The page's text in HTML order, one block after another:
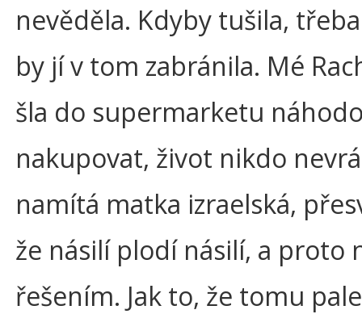
nevěděla. Kdyby tušila,
by jí v tom zabránila. Mé
šla do supermarketu
nakupovat, život nikdo
namítá matka izraelská,
že násilí plodí násilí, a proto
řešením. Jak to, že tomu